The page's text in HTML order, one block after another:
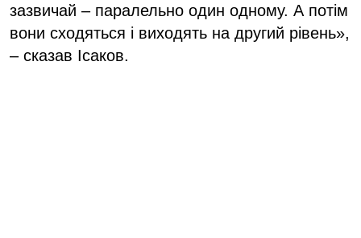
зазвичай – паралельно один одному. А потім
вони сходяться і виходять на другий рівень»,
– сказав Ісаков.